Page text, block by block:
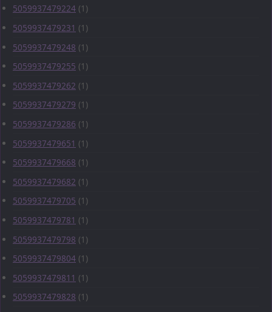
5059937479224 (1)
5059937479231 (1)
5059937479248 (1)
5059937479255 (1)
5059937479262 (1)
5059937479279 (1)
5059937479286 (1)
5059937479651 (1)
5059937479668 (1)
5059937479682 (1)
5059937479705 (1)
5059937479781 (1)
5059937479798 (1)
5059937479804 (1)
5059937479811 (1)
5059937479828 (1)